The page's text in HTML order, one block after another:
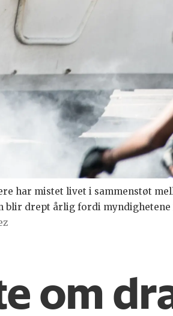
har mistet livet i sammenstøt
blir drept årlig fordi
om